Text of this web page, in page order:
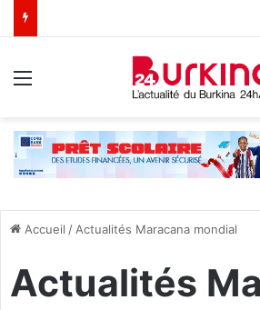
Accueil / Actualités Maracana mondial
Actualités